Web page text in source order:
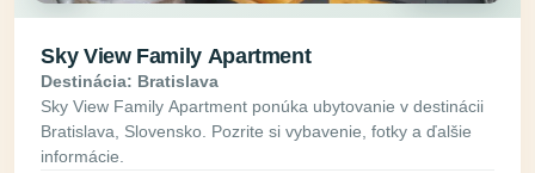
Sky View Family Apartment
Destinácia: Bratislava
Sky View Family Apartment ponúka ubytovanie v destinácii
Bratislava, Slovensko. Pozrite si vybavenie, fotky a ďalšie
informácie.